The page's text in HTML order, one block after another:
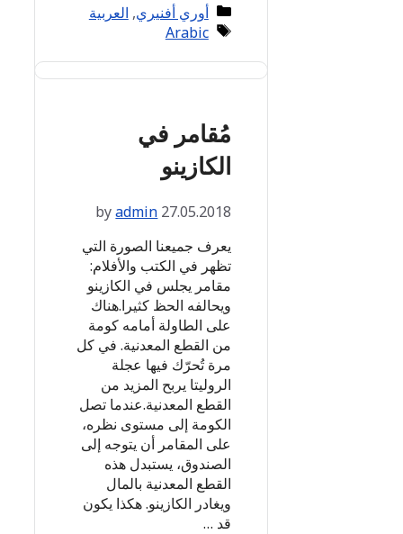
Categories
أوري أفنيري, العربية
Tags
Arabic
مُقامر في
الكازينو
27.05.2018
byadmin
يعرف جميعنا الصورة التي
تظهر في الكتب والأفلام:
مقامر يجلس في الكازينو
ويحالفه الحظ كثيرا.هناك
على الطاولة أمامه كومة
من القطع المعدنية. في كل
مرة تُحرّك فيها عجلة
الروليتا يربح المزيد من
القطع المعدنية.عندما تصل
الكومة إلى مستوى نظره،
على المقامر أن يتوجه إلى
الصندوق، يستبدل هذه
القطع المعدنية بالمال
ويغادر الكازينو. هكذا يكون
قد …